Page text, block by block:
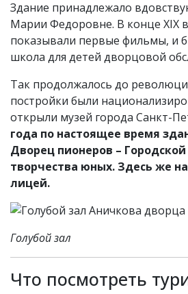
Здание принадлежало
Марии Федоровне. В конце XIX
показывали первые фильмы, и
школа для детей дворцовой
Так продолжалось до
постройки были
открыли музей города Санкт-
года по настоящее время
Дворец пионеров –
творчества юных. Здесь же
лицей.
Голубой зал
Что посмотреть